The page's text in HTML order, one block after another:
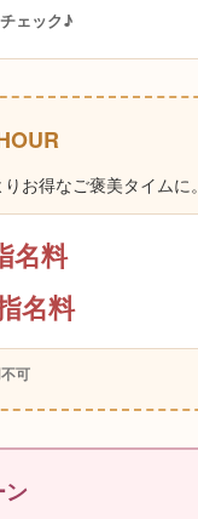
ェック♪
お得なご褒美タイムに。
名料
名料
可